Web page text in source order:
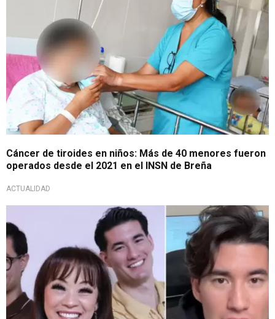
Cáncer de tiroides en niños: Más de 40 menores fueron
operados desde el 2021 en el INSN de Breña
ACTUALIDAD